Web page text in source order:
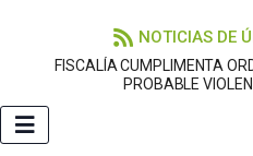
NOTICIAS DE
FISCALÍA CUMPLIMENTA
PROBABLE